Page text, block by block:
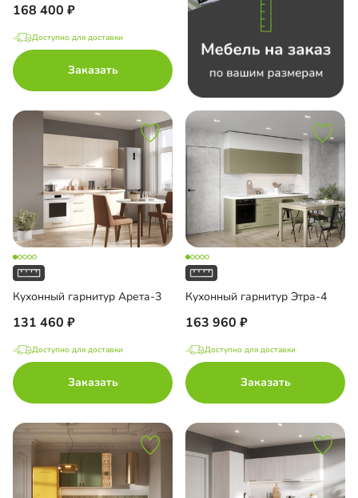
168 400
Доступно для доставки
Заказать
Кухонный гарнитур Арета-3
131 460
Доступно для доставки
Заказать
Кухонный гарнитур Этра-4
163 960
Доступно для доставки
Заказать